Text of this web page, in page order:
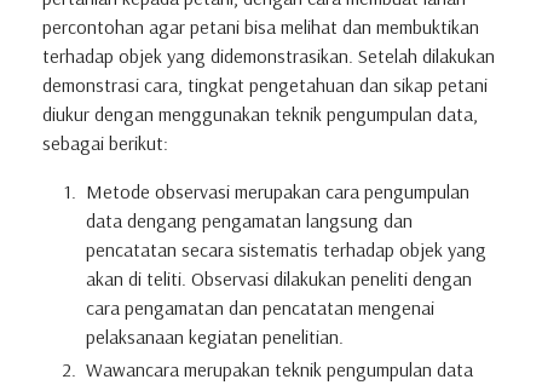
percontohan agar petani bisa melihat dan membuktikan
terhadap objek yang didemonstrasikan. Setelah dilakukan
demonstrasi cara, tingkat pengetahuan dan sikap petani
diukur dengan menggunakan teknik pengumpulan data,
sebagai berikut:
Metode observasi merupakan cara pengumpulan
data dengang pengamatan langsung dan
pencatatan secara sistematis terhadap objek yang
akan di teliti. Observasi dilakukan peneliti dengan
cara pengamatan dan pencatatan mengenai
pelaksanaan kegiatan penelitian.
Wawancara merupakan teknik pengumpulan data